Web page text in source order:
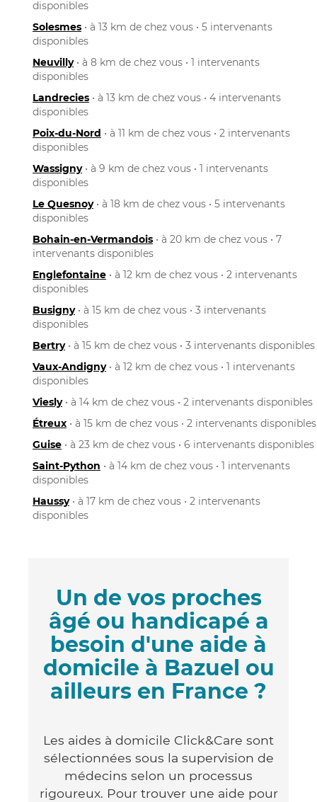
disponibles
Solesmes • à 13 km de chez vous • 5 intervenants
disponibles
Neuvilly• à 8 km de chez vous • 1 intervenants
disponibles
Landrecies • à 13 km de chez vous • 4 intervenants
disponibles
Poix-du-Nord • à 11 km de chez vous • 2 intervenants
disponibles
Wassigny• à 9 km de chez vous • 1 intervenants
disponibles
Le Quesnoy• à 18 km de chez vous • 5 intervenants
disponibles
Bohain-en-Vermandois • à 20 km de chez vous • 7
intervenants disponibles
Englefontaine • à 12 km de chez vous • 2 intervenants
disponibles
Busigny• à 15 km de chez vous • 3 intervenants
disponibles
Bertry• à 15 km de chez vous • 3 intervenants disponibles
Vaux-Andigny• à 12 km de chez vous • 1 intervenants
disponibles
Viesly• à 14 km de chez vous • 2 intervenants disponibles
Étreux • à 15 km de chez vous • 2 intervenants disponibles
Guise • à 23 km de chez vous • 6 intervenants disponibles
Saint-Python • à 14 km de chez vous • 1 intervenants
disponibles
Haussy• à 17 km de chez vous • 2 intervenants
disponibles
Un de vos proches
âgé ou handicapé a
besoin d'une aide à
domicile à Bazuel ou
ailleurs en France ?
Les aides à domicile Click&Care sont
sélectionnées sous la supervision de
médecins selon un processus
rigoureux. Pour trouver une aide pour